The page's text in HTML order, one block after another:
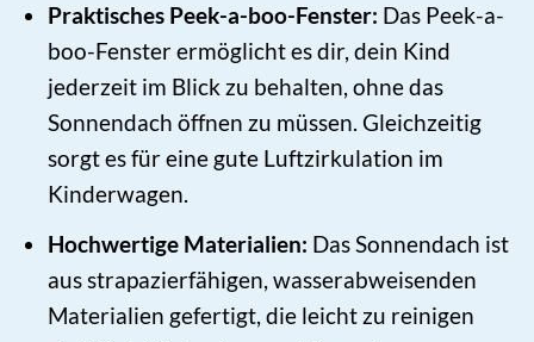
Praktisches Peek-a-boo-Fenster: Das Peek-a-
boo-Fenster ermöglicht es dir, dein Kind
jederzeit im Blick zu behalten, ohne das
Sonnendach öffnen zu müssen. Gleichzeitig
sorgt es für eine gute Luftzirkulation im
Kinderwagen.
Hochwertige Materialien: Das Sonnendach ist
aus strapazierfähigen, wasserabweisenden
Materialien gefertigt, die leicht zu reinigen